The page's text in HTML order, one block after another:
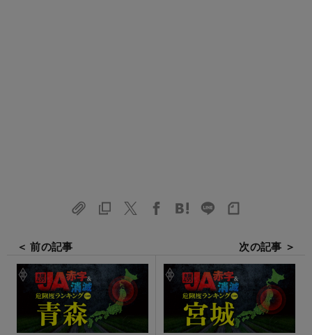
＜ 前の記事 次の記事 ＞